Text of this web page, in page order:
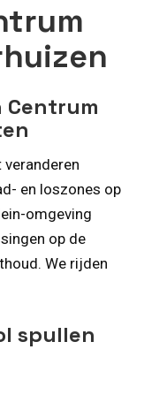
Centrum
en loszones op
omgeving
op de
We rijden
spullen